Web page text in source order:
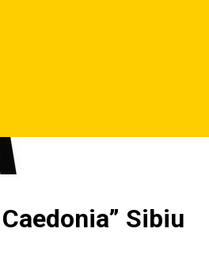
Sibiu